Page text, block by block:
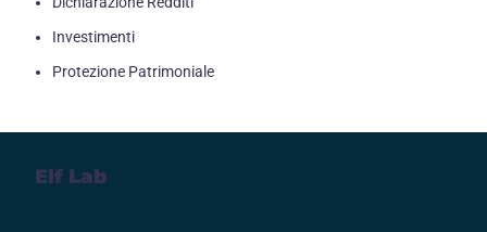
Investimenti
Protezione Patrimoniale
Elf Lab